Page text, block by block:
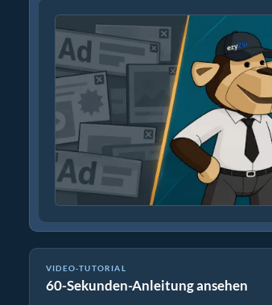
VIDEO-TUTORIAL
60-Sekunden-Anleitung ansehen
Wie man Archivdateien mit ezyZip konvertiert